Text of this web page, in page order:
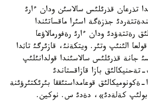
تذرعان قذرئلئس سالاسئن ودان ءارئ
جذزةگة اسئرا ماقساتئندا
رةتتةؤدئ ودان ءارئ رةفورمالاؤعا
الئنئپ وتئر. ويتكةنئ، قازئرگئ تاثدا
جانة قذرئلئس سالاسئندا قولدانئلئپ
بازا قازاقستاندئ
قوعامداستئققا بئرئكتئرؤئنة
بولئپ كةلةدئ»، دةدئ س. نوكين.